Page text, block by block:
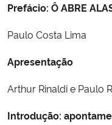
Prefácio: Ô ABRE
Paulo Costa Lima
Apresentação
Arthur Rinaldi e Paulo
Introdução: